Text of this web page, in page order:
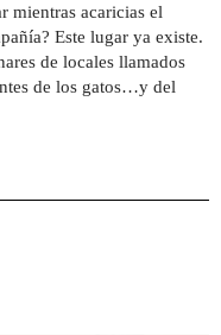
mientras acaricias el
Este lugar ya existe.
de locales llamados
de los gatos…y del